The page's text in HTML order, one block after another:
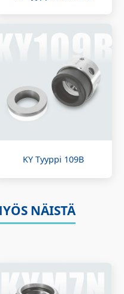
KY Tyyppi 109B
NÄISTÄ